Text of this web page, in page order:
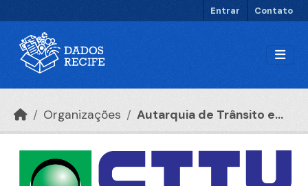
Entrar Contato
Organizações Autarquia de Trânsito e...